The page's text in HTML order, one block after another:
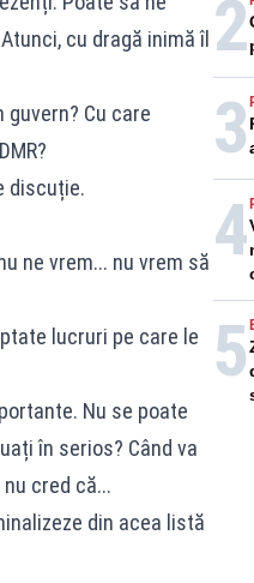
cu dragă inimă îl
Cu care
discuție.
ne vrem... nu vrem să
lucruri pe care le
Nu se poate
în serios? Când va
cred că...
din acea listă
2
3
4
5